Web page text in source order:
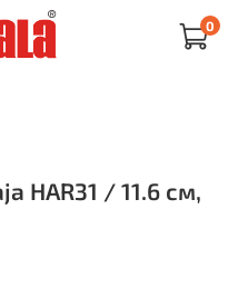
0
HAR31 / 11.6 см,